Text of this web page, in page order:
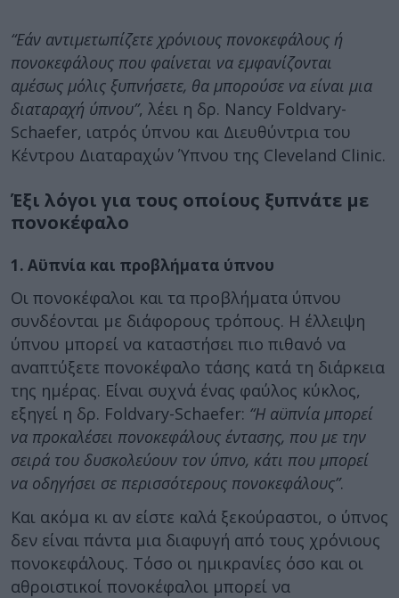
“Εάν αντιμετωπίζετε χρόνιους πονοκεφάλους ή
πονοκεφάλους που φαίνεται να εμφανίζονται
αμέσως μόλις ξυπνήσετε, θα μπορούσε να είναι μια
διαταραχή ύπνου”, λέει η δρ. Nancy Foldvary-
Schaefer, ιατρός ύπνου και Διευθύντρια του
Κέντρου Διαταραχών Ύπνου της Cleveland Clinic.
Έξι λόγοι για τους οποίους ξυπνάτε με
πονοκέφαλο
1. Αϋπνία και προβλήματα ύπνου
Οι πονοκέφαλοι και τα προβλήματα ύπνου
συνδέονται με διάφορους τρόπους. Η έλλειψη
ύπνου μπορεί να καταστήσει πιο πιθανό να
αναπτύξετε πονοκέφαλο τάσης κατά τη διάρκεια
της ημέρας. Είναι συχνά ένας φαύλος κύκλος,
εξηγεί η δρ. Foldvary-Schaefer: “Η αϋπνία μπορεί
να προκαλέσει πονοκεφάλους έντασης, που με την
σειρά του δυσκολεύουν τον ύπνο, κάτι που μπορεί
να οδηγήσει σε περισσότερους πονοκεφάλους”.
Και ακόμα κι αν είστε καλά ξεκούραστοι, ο ύπνος
δεν είναι πάντα μια διαφυγή από τους χρόνιους
πονοκεφάλους. Τόσο οι ημικρανίες όσο και οι
αθροιστικοί πονοκέφαλοι μπορεί να